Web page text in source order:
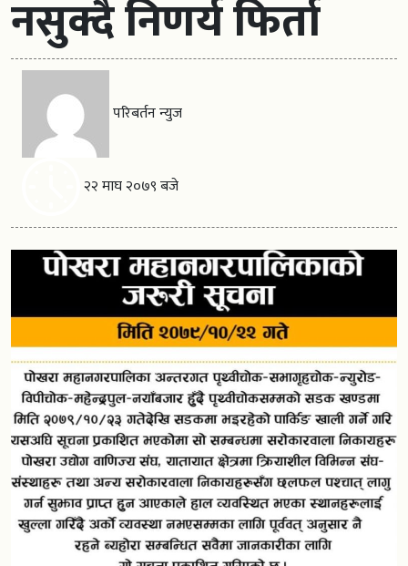
नसुक्दै निणर्य फिर्ता
परिबर्तन न्युज
२२ माघ २०७९ बजे